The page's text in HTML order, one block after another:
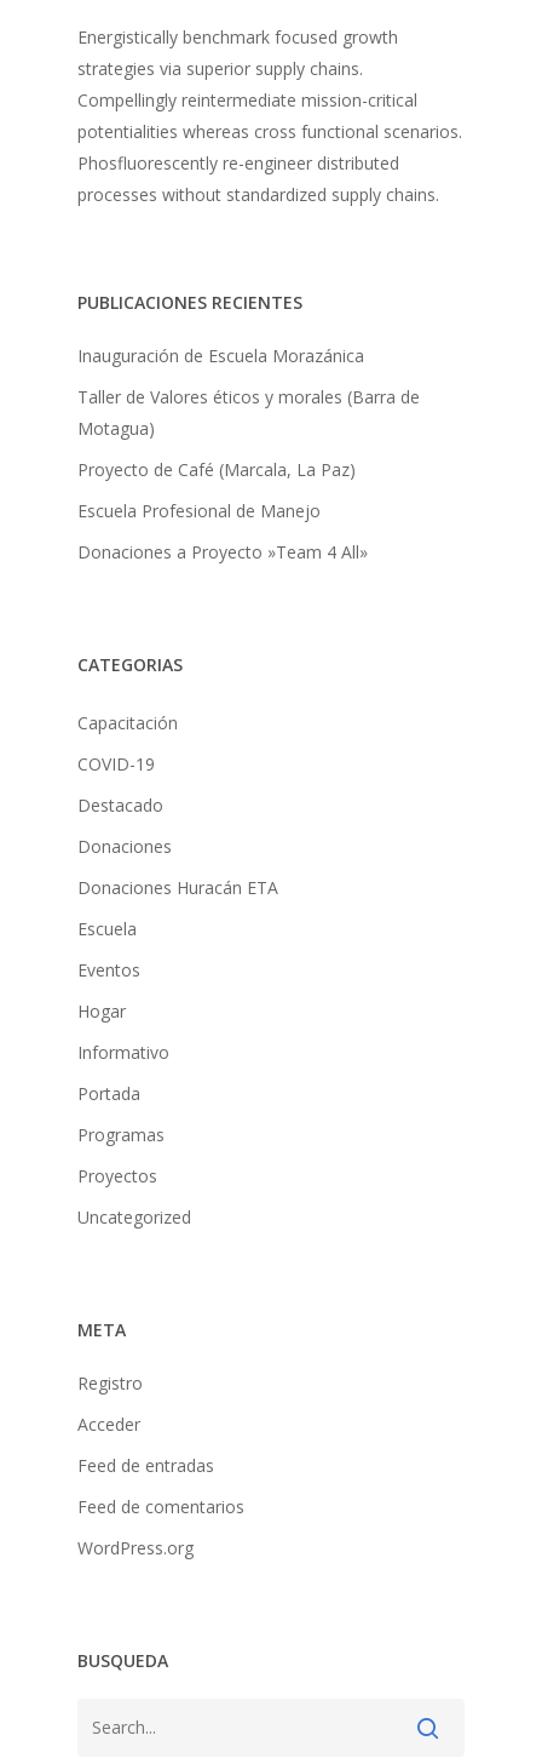
Energistically benchmark focused growth
strategies via superior supply chains.
Compellingly reintermediate mission-critical
potentialities whereas cross functional scenarios.
Phosfluorescently re-engineer distributed
processes without standardized supply chains.
PUBLICACIONES RECIENTES
Inauguración de Escuela Morazánica
Taller de Valores éticos y morales (Barra de
Motagua)
Proyecto de Café (Marcala, La Paz)
Escuela Profesional de Manejo
Donaciones a Proyecto »Team 4 All»
CATEGORIAS
Capacitación
COVID-19
Destacado
Donaciones
Donaciones Huracán ETA
Escuela
Eventos
Hogar
Informativo
Portada
Programas
Proyectos
Uncategorized
META
Registro
Acceder
Feed de entradas
Feed de comentarios
WordPress.org
BUSQUEDA